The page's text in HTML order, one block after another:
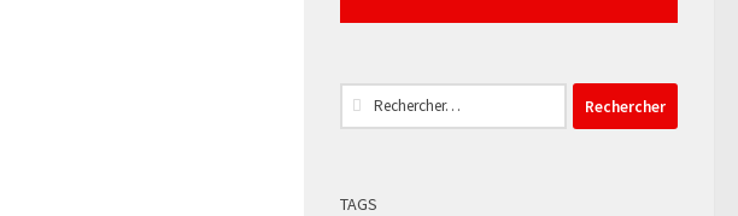
Rechercher :
TAGS